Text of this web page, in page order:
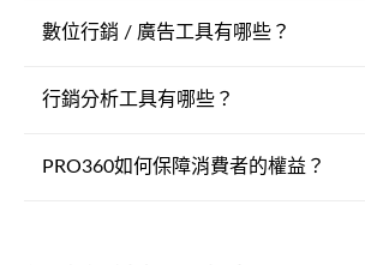
數位行銷 / 廣告工具有哪些？
行銷分析工具有哪些？
PRO360如何保障消費者的權益？